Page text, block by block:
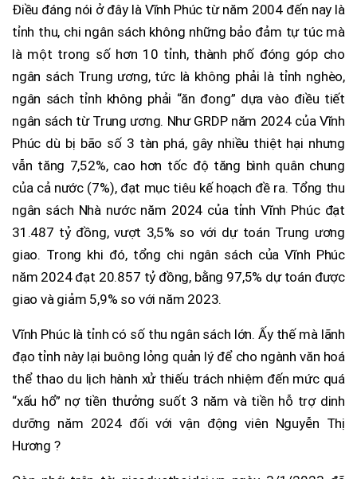
Điều đáng nói ở đây là Vĩnh Phúc từ năm 2004 đến nay là
tỉnh thu, chi ngân sách không những bảo đảm tự túc mà
là một trong số hơn 10 tỉnh, thành phố đóng góp cho
ngân sách Trung ương, tức là không phải là tỉnh nghèo,
ngân sách tỉnh không phải “ăn đong” dựa vào điều tiết
ngân sách từ Trung ương. Như GRDP năm 2024 của Vĩnh
Phúc dù bị bão số 3 tàn phá, gây nhiều thiệt hại nhưng
vẫn tăng 7,52%, cao hơn tốc độ tăng bình quân chung
của cả nước (7%), đạt mục tiêu kế hoạch đề ra. Tổng thu
ngân sách Nhà nước năm 2024 của tỉnh Vĩnh Phúc đạt
31.487 tỷ đồng, vượt 3,5% so với dự toán Trung ương
giao. Trong khi đó, tổng chi ngân sách của Vĩnh Phúc
năm 2024 đạt 20.857 tỷ đồng, bằng 97,5% dự toán được
giao và giảm 5,9% so với năm 2023.
Vĩnh Phúc là tỉnh có số thu ngân sách lớn. Ấy thế mà lãnh
đạo tỉnh này lại buông lỏng quản lý để cho ngành văn hoá
thể thao du lịch hành xử thiếu trách nhiệm đến mức quá
“xấu hổ” nợ tiền thưởng suốt 3 năm và tiền hỗ trợ dinh
dưỡng năm 2024 đối với vận động viên Nguyễn Thị
Hương ?